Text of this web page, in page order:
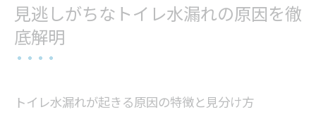
トイレ水漏れの初期症状と早期対応のコツ
こと
見逃しがちなトイレ水漏れの原因を徹
底解明
トイレ水漏れが起きる原因の特徴と見分け方